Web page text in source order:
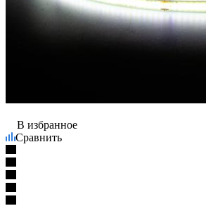
В избранное
Сравнить